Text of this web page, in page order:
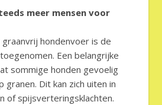
meer mensen voor
hondenvoer is de
Een belangrijke
sommige honden gevoelig
granen. Dit kan zich uiten in
of spijsverteringsklachten.